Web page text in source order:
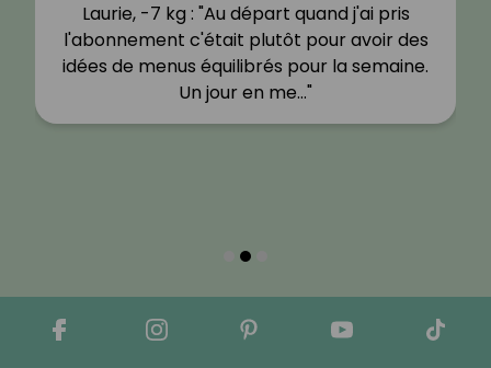
Laurie, -7 kg : "Au départ quand j'ai pris
l'abonnement c'était plutôt pour avoir des
idées de menus équilibrés pour la semaine.
Un jour en me…"